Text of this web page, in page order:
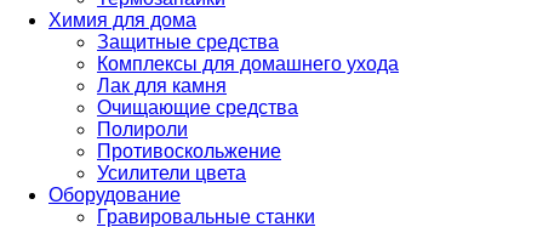
Химия для дома
Защитные средства
Комплексы для домашнего ухода
Лак для камня
Очищающие средства
Полироли
Противоскольжение
Усилители цвета
Оборудование
Гравировальные станки